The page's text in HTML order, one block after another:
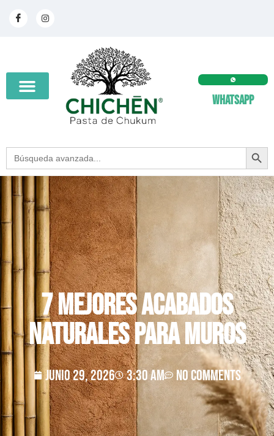
Whatsapp
Search
for:
SEARCH
7 mejores acabados
naturales para muros
junio 29, 2026 3:30 am No Comments